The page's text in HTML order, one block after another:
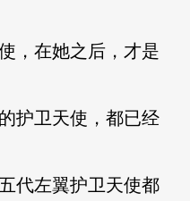
，在她之后，才是
护卫天使，都已经
代左翼护卫天使都